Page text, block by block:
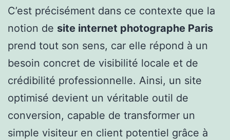
C’est précisément dans ce contexte que la
notion de site internet photographe Paris
prend tout son sens, car elle répond à un
besoin concret de visibilité locale et de
crédibilité professionnelle. Ainsi, un site
optimisé devient un véritable outil de
conversion, capable de transformer un
simple visiteur en client potentiel grâce à